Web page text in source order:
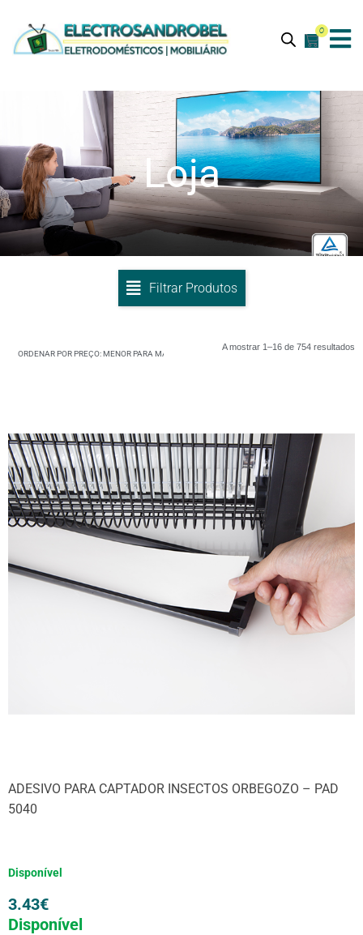
0
Loja
Filtrar Produtos
A mostrar 1–16 de 754 resultados
ADESIVO PARA CAPTADOR INSECTOS ORBEGOZO – PAD
5040
Disponível
3.43€
Disponível